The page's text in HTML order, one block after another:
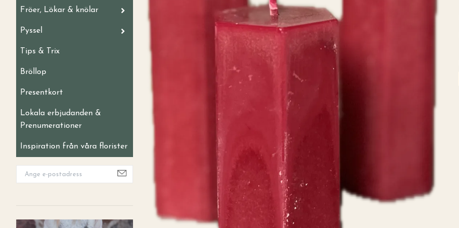
Fröer, Lökar & knölar
Pyssel
Tips & Trix
Bröllop
Presentkort
Lokala erbjudanden &
Prenumerationer
Inspiration från våra florister